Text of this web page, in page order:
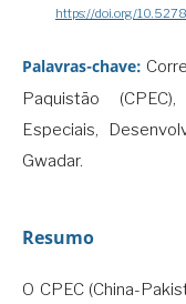
https://doi.org/
Palavras-chave:
Paquistão
Especiais,
Gwadar.
Resumo
O CPEC (China-